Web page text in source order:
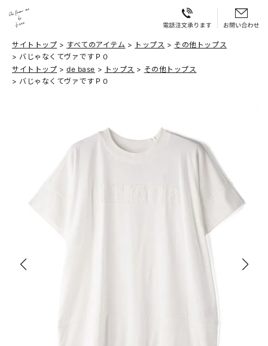
サイトトップ すべてのアイテム トップス
その他トップス
バじゃなくてヴァですＰＯ
サイトトップ
de base トップス
その他トップス
バじゃなくてヴァですＰＯ